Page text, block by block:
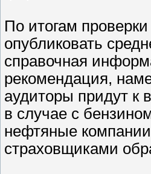
По итогам
опубликовать
справочная
рекомендация,
аудиторы придут к
в случае с
нефтяные компании
страховщиками